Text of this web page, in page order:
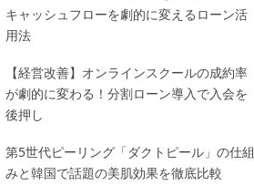
キャッシュフローを劇的に変えるローン活
用法
【経営改善】オンラインスクールの成約率
が劇的に変わる！分割ローン導入で入会を
後押し
第5世代ピーリング「ダクトピール」の仕組
みと韓国で話題の美肌効果を徹底比較